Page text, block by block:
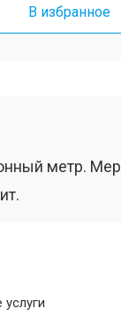
В избранное
метр.